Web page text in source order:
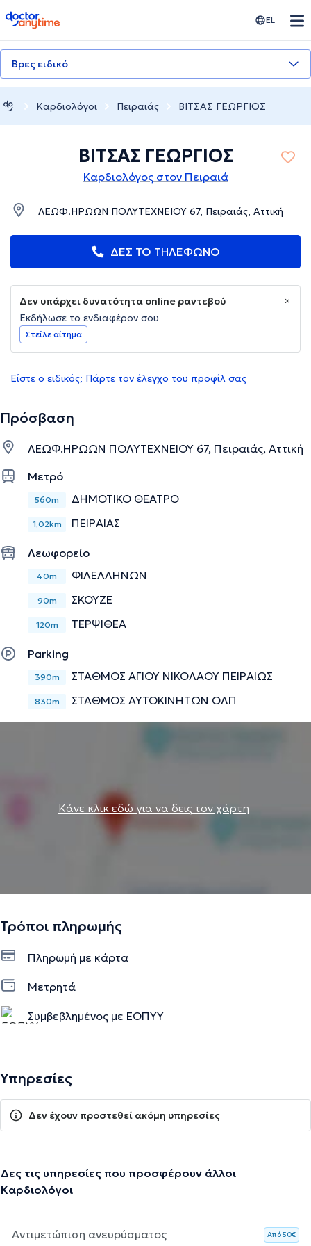
doctoranytime EL
Βρες ειδικό
Καρδιολόγοι Πειραιάς ΒΙΤΣΑΣ ΓΕΩΡΓΙΟΣ
ΒΙΤΣΑΣ ΓΕΩΡΓΙΟΣ
Καρδιολόγος στον Πειραιά
ΛΕΩΦ.ΗΡΩΩΝ ΠΟΛΥΤΕΧΝΕΙΟΥ 67, Πειραιάς, Αττική
ΔΕΣ ΤΟ ΤΗΛΕΦΩΝΟ
Δεν υπάρχει δυνατότητα online ραντεβού
Εκδήλωσε το ενδιαφέρον σου
Στείλε αίτημα
Είστε ο ειδικός; Πάρτε τον έλεγχο του προφίλ σας
Πρόσβαση
ΛΕΩΦ.ΗΡΩΩΝ ΠΟΛΥΤΕΧΝΕΙΟΥ 67, Πειραιάς, Αττική
Μετρό
560m ΔΗΜΟΤΙΚΟ ΘΕΑΤΡΟ
1,02km ΠΕΙΡΑΙΑΣ
Λεωφορείο
40m ΦΙΛΕΛΛΗΝΩΝ
90m ΣΚΟΥΖΕ
120m ΤΕΡΨΙΘΕΑ
Parking
390m ΣΤΑΘΜΟΣ ΑΓΙΟΥ ΝΙΚΟΛΑΟΥ ΠΕΙΡΑΙΩΣ
830m ΣΤΑΘΜΟΣ ΑΥΤΟΚΙΝΗΤΩΝ ΟΛΠ
Κάνε κλικ εδώ για να δεις τον χάρτη
Τρόποι πληρωμής
Πληρωμή με κάρτα
Μετρητά
Συμβεβλημένος με ΕΟΠΥΥ
Υπηρεσίες
Δεν έχουν προστεθεί ακόμη υπηρεσίες
Δες τις υπηρεσίες που προσφέρουν άλλοι
Καρδιολόγοι
Αντιμετώπιση ανευρύσματος Aπό 50€